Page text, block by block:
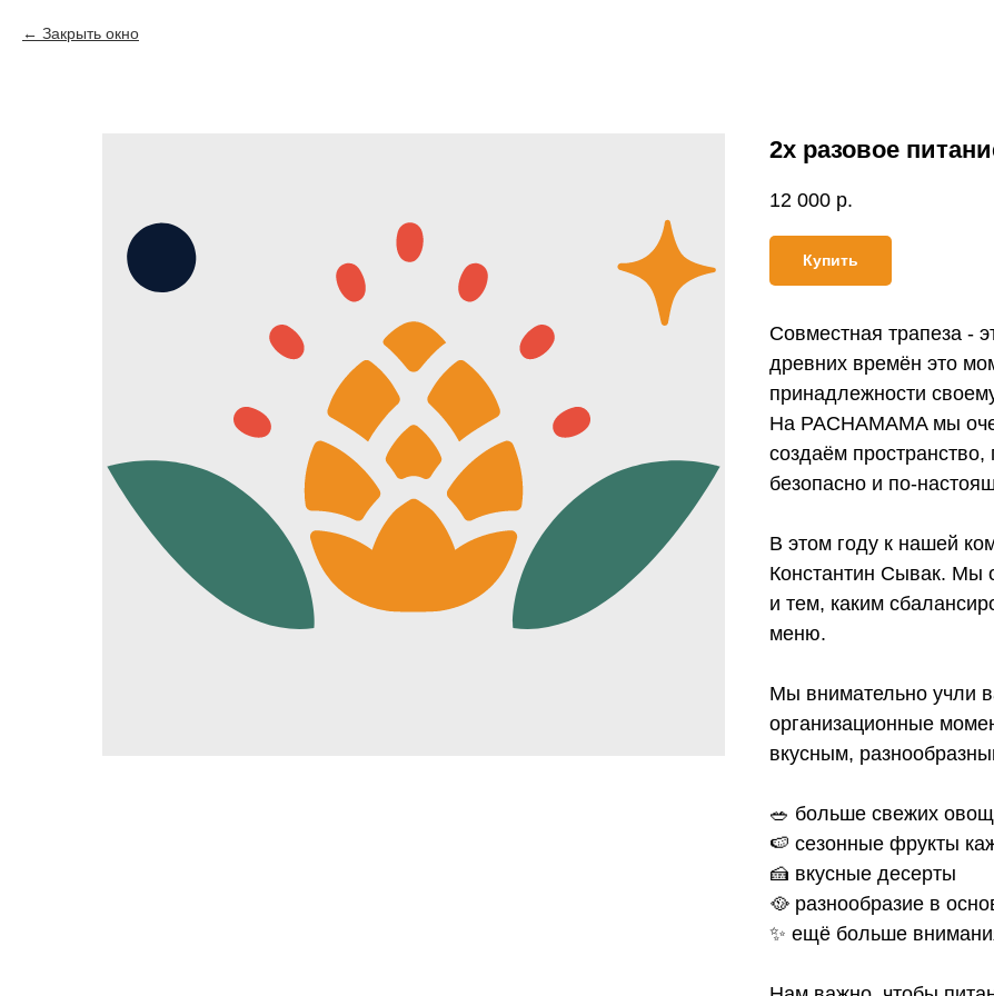
Закрыть окно
2х разовое
12 000 р.
Купить
Совместная трапеза -
древних времён это
принадлежности
На PACHAMAMA мы
создаём пространство,
безопасно и по-
В этом году к нашей
Константин Сывак. Мы
и тем, каким
меню.
Мы внимательно учли
организационные
вкусным,
🥗 больше свежих
🍉 сезонные фрукты
🍰 вкусные десерты
🥘 разнообразие в
✨ ещё больше